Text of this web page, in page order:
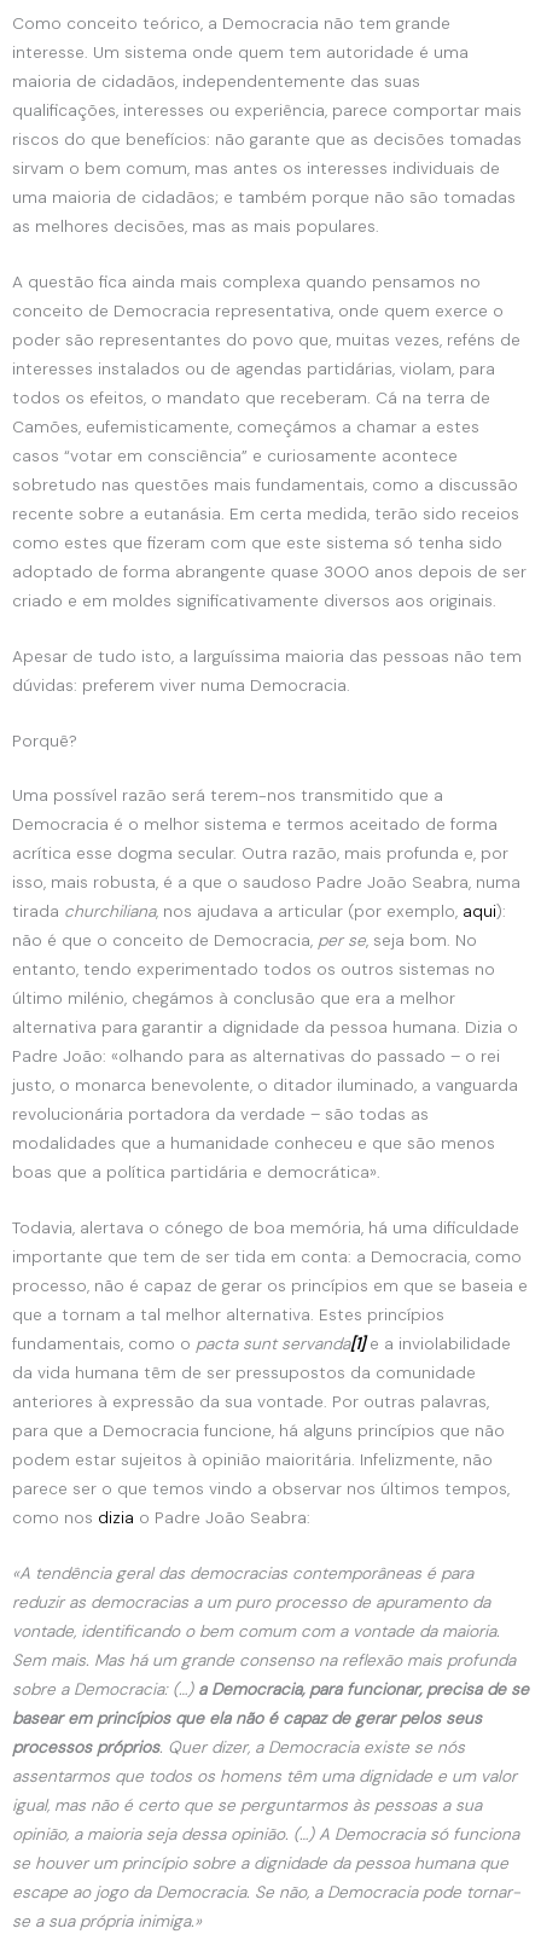
Como conceito teórico, a Democracia não tem grande
interesse. Um sistema onde quem tem autoridade é uma
maioria de cidadãos, independentemente das suas
qualificações, interesses ou experiência, parece comportar mais
riscos do que benefícios: não garante que as decisões tomadas
sirvam o bem comum, mas antes os interesses individuais de
uma maioria de cidadãos; e também porque não são tomadas
as melhores decisões, mas as mais populares.
A questão fica ainda mais complexa quando pensamos no
conceito de Democracia representativa, onde quem exerce o
poder são representantes do povo que, muitas vezes, reféns de
interesses instalados ou de agendas partidárias, violam, para
todos os efeitos, o mandato que receberam. Cá na terra de
Camões, eufemisticamente, começámos a chamar a estes
casos “votar em consciência” e curiosamente acontece
sobretudo nas questões mais fundamentais, como a discussão
recente sobre a eutanásia. Em certa medida, terão sido receios
como estes que fizeram com que este sistema só tenha sido
adoptado de forma abrangente quase 3000 anos depois de ser
criado e em moldes significativamente diversos aos originais.
Apesar de tudo isto, a larguíssima maioria das pessoas não tem
dúvidas: preferem viver numa Democracia.
Porquê?
Uma possível razão será terem-nos transmitido que a
Democracia é o melhor sistema e termos aceitado de forma
acrítica esse dogma secular. Outra razão, mais profunda e, por
isso, mais robusta, é a que o saudoso Padre João Seabra, numa
tirada churchiliana, nos ajudava a articular (por exemplo, aqui):
não é que o conceito de Democracia, per se, seja bom. No
entanto, tendo experimentado todos os outros sistemas no
último milénio, chegámos à conclusão que era a melhor
alternativa para garantir a dignidade da pessoa humana. Dizia o
Padre João: «olhando para as alternativas do passado – o rei
justo, o monarca benevolente, o ditador iluminado, a vanguarda
revolucionária portadora da verdade – são todas as
modalidades que a humanidade conheceu e que são menos
boas que a política partidária e democrática».
Todavia, alertava o cónego de boa memória, há uma dificuldade
importante que tem de ser tida em conta: a Democracia, como
processo, não é capaz de gerar os princípios em que se baseia e
que a tornam a tal melhor alternativa. Estes princípios
fundamentais, como o pacta sunt servanda[1] e a inviolabilidade
da vida humana têm de ser pressupostos da comunidade
anteriores à expressão da sua vontade. Por outras palavras,
para que a Democracia funcione, há alguns princípios que não
podem estar sujeitos à opinião maioritária. Infelizmente, não
parece ser o que temos vindo a observar nos últimos tempos,
como nos dizia o Padre João Seabra:
«A tendência geral das democracias contemporâneas é para
reduzir as democracias a um puro processo de apuramento da
vontade, identificando o bem comum com a vontade da maioria.
Sem mais. Mas há um grande consenso na reflexão mais profunda
sobre a Democracia: (…) a Democracia, para funcionar, precisa de se
basear em princípios que ela não é capaz de gerar pelos seus
processos próprios. Quer dizer, a Democracia existe se nós
assentarmos que todos os homens têm uma dignidade e um valor
igual, mas não é certo que se perguntarmos às pessoas a sua
opinião, a maioria seja dessa opinião. (…) A Democracia só funciona
se houver um princípio sobre a dignidade da pessoa humana que
escape ao jogo da Democracia. Se não, a Democracia pode tornar-
se a sua própria inimiga.»